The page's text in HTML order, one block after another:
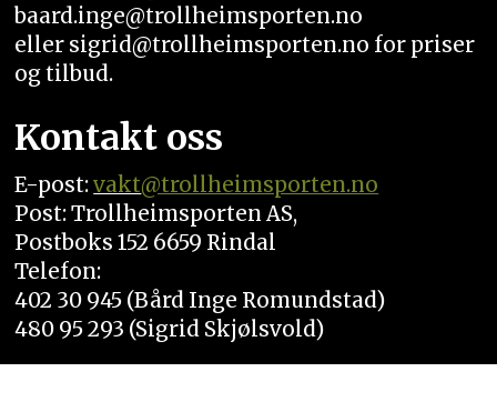
baard.inge@trollheimsporten.no
eller sigrid@trollheimsporten.no for priser
og tilbud.
Kontakt oss
E-post:vakt@trollheimsporten.no
Post: Trollheimsporten AS,
Postboks 152 6659 Rindal
Telefon:
402 30 945 (Bård Inge Romundstad)
480 95 293 (Sigrid Skjølsvold)